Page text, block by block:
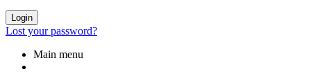
Login
Lost your password?
Main menu